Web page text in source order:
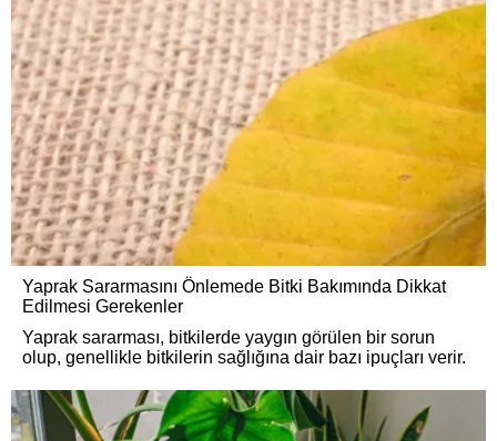
Yaprak Sararmasını Önlemede Bitki Bakımında Dikkat
Edilmesi Gerekenler
Yaprak sararması, bitkilerde yaygın görülen bir sorun
olup, genellikle bitkilerin sağlığına dair bazı ipuçları verir.